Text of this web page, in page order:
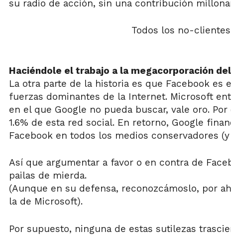
su radio de acción, sin una contribución
Todos los no-
Haciéndole el trabajo a la megacorporación
La otra parte de la historia es que Facebook
fuerzas dominantes de la Internet. Microsoft
en el que Google no pueda buscar, vale oro. Por
1.6% de esta red social. En retorno, Google
Facebook en todos los medios conservadores
Así que argumentar a favor o en contra de
pailas de mierda.
(Aunque en su defensa, reconozcámoslo, por
la de Microsoft).
Por supuesto, ninguna de estas sutilezas